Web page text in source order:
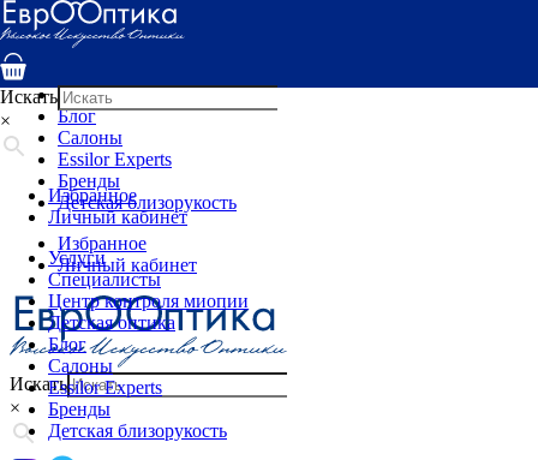
Услуги
Специалисты
Детская оптика
Блог
Салоны
Essilor Experts
Бренды
Детская близорукость
Избранное
Личный кабинет
Искать
×
Искать
×
Избранное
Личный кабинет
Услуги
Специалисты
Центр контроля миопии
Детская оптика
Блог
Салоны
Essilor Experts
Бренды
Детская близорукость